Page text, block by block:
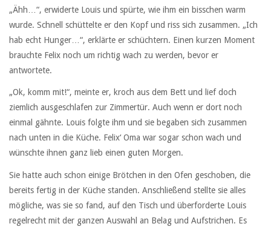
„Ähh…“, erwiderte Louis und spürte, wie ihm ein bisschen warm
wurde. Schnell schüttelte er den Kopf und riss sich zusammen. „Ich
hab echt Hunger…“, erklärte er schüchtern. Einen kurzen Moment
brauchte Felix noch um richtig wach zu werden, bevor er
antwortete.
„Ok, komm mit!“, meinte er, kroch aus dem Bett und lief doch
ziemlich ausgeschlafen zur Zimmertür. Auch wenn er dort noch
einmal gähnte. Louis folgte ihm und sie begaben sich zusammen
nach unten in die Küche. Felix‘ Oma war sogar schon wach und
wünschte ihnen ganz lieb einen guten Morgen.
Sie hatte auch schon einige Brötchen in den Ofen geschoben, die
bereits fertig in der Küche standen. Anschließend stellte sie alles
mögliche, was sie so fand, auf den Tisch und überforderte Louis
regelrecht mit der ganzen Auswahl an Belag und Aufstrichen. Es